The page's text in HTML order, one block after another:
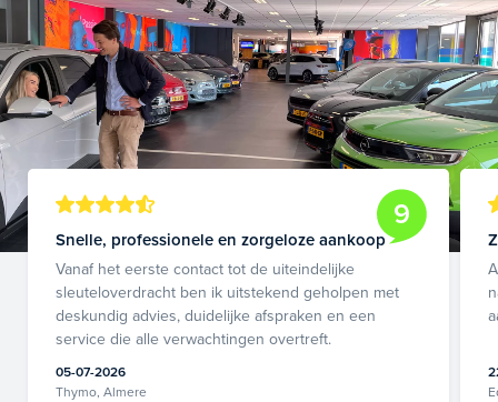
9
Snelle, professionele en zorgeloze aankoop
Vanaf het eerste contact tot de uiteindelijke
sleuteloverdracht ben ik uitstekend geholpen met
deskundig advies, duidelijke afspraken en een
service die alle verwachtingen overtreft.
05-07-2026
Thymo, Almere